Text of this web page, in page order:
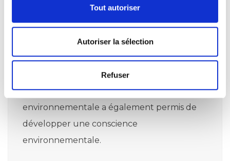
Tout autoriser
Autoriser la sélection
Refuser
💡 Le Groupe TMA suit des indicateurs
concernant l’environnement : empreinte
carbone de nos transports, suivi de la
consommation des dépenses énergétiques,
indicateur de la consommation d’eau. La
mise en place d’une charte
environnementale a également permis de
développer une conscience
environnementale.